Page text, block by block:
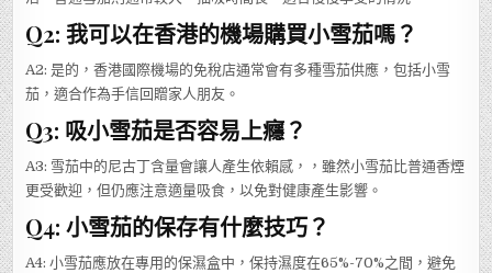
Q2: 我可以在香港的機場購買小雪茄嗎？
A2: 是的，香港國際機場的免稅店通常會有多種雪茄供應，包括小雪
茄，適合作為手信回贈家人朋友。
Q3: 吸小雪茄是否容易上癮？
A3: 雪茄中的尼古丁含量會讓人產生依賴感，，雖然小雪茄比普通香煙
更受歡迎，但仍應注意適量吸食，以免對健康產生影響。
Q4: 小雪茄的保存有什麼技巧？
A4: 小雪茄應放在專用的保濕盒中，保持濕度在65%-70%之間，避免